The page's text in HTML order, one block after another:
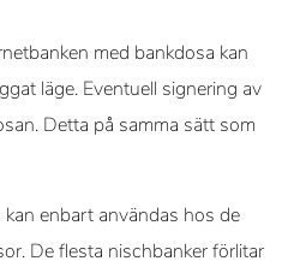
med bankdosa kan
läge. Eventuell signering av
Detta på samma sätt som
enbart användas hos de
De flesta nischbanker förlitar